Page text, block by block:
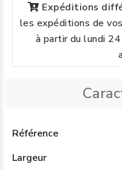
Expéditions
les expéditions de
à partir du lundi
Référence
Largeur